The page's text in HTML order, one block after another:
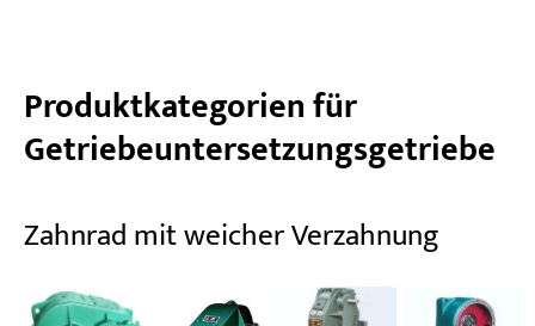
Produktkategorien für
Getriebeuntersetzungsgetriebe
Zahnrad mit weicher Verzahnung